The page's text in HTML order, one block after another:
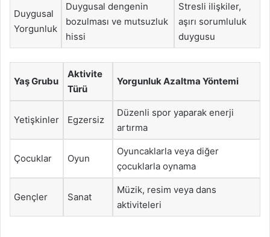
Duygusal
Yorgunluk
Duygusal dengenin
bozulması ve mutsuzluk
hissi
Stresli ilişkiler,
aşırı sorumluluk
duygusu
Yaş Grubu
Aktivite
Türü
Yorgunluk Azaltma Yöntemi
Yetişkinler Egzersiz
Düzenli spor yaparak enerji
artırma
Çocuklar Oyun
Oyuncaklarla veya diğer
çocuklarla oynama
Gençler Sanat
Müzik, resim veya dans
aktiviteleri